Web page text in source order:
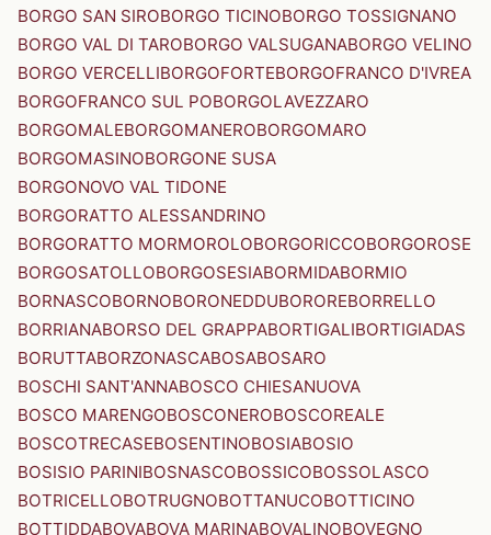
BORGO SAN SIROBORGO TICINOBORGO TOSSIGNANO
BORGO VAL DI TAROBORGO VALSUGANABORGO VELINO
BORGO VERCELLIBORGOFORTEBORGOFRANCO D'IVREA
BORGOFRANCO SUL POBORGOLAVEZZARO
BORGOMALEBORGOMANEROBORGOMARO
BORGOMASINOBORGONE SUSA
BORGONOVO VAL TIDONE
BORGORATTO ALESSANDRINO
BORGORATTO MORMOROLOBORGORICCOBORGOROSE
BORGOSATOLLOBORGOSESIABORMIDABORMIO
BORNASCOBORNOBORONEDDUBOROREBORRELLO
BORRIANABORSO DEL GRAPPABORTIGALIBORTIGIADAS
BORUTTABORZONASCABOSABOSARO
BOSCHI SANT'ANNABOSCO CHIESANUOVA
BOSCO MARENGOBOSCONEROBOSCOREALE
BOSCOTRECASEBOSENTINOBOSIABOSIO
BOSISIO PARINIBOSNASCOBOSSICOBOSSOLASCO
BOTRICELLOBOTRUGNOBOTTANUCOBOTTICINO
BOTTIDDABOVABOVA MARINABOVALINOBOVEGNO